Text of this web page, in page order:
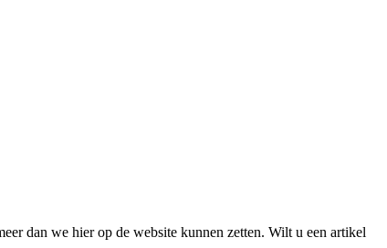
dan we hier op de website kunnen zetten. Wilt u een artikel